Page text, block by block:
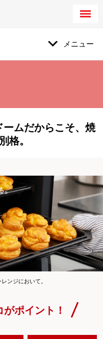
メニュー
ームだからこそ、焼
格。
ンジにおいて。
ポイント！